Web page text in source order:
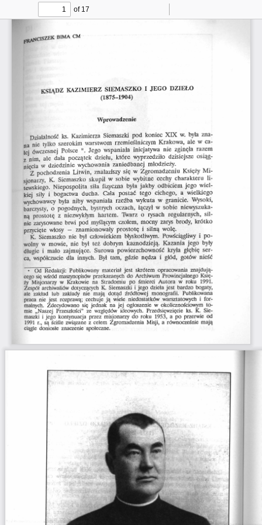
Find
of 17
Zoom
^ C I S Z E K   BIMA  CM
KSIĄDZ  KAZIMIERZ  SIEMASZKO  I  JEGO  DZIEŁO
(1875-1904)
Wprowadzenie
Działalność ks.  Kazimierza  Siemaszki  pod  koniec  XIX  w.  była  zna­
na  nie tylko szerokim  warstwom  rzemieślniczym  Krakowa,  ale w ca­
łej  ówczesnej  Polsce  *.  Jego  wspaniała  inicjatywa  nie  zginęła  razem
z  nim,  ale  dala  początek  dziełu,  które  wyprzedziło  dzisiejsze  osiąg­
nięcia  w  dziedzinie  wychowania  zaniedbanej  młodzieży.
Z pochodzenia  Litwin,  znalazłszy się  w  Zgromadzeniu  Księży  Mi­
sjonarzy,  K.  Siemaszko  skupił  w  sobie  wybitne  cechy  charakteru  li­
tewskiego.  Niepospolita  siła  fizyczna  była  jakby  odbiciem  jego  wiel­
kiej  siły  i  bogactwa  ducha.  Cała  postać  tego  cichego,  a  wielkiego
wychowawcy  była  niby  wspaniała  rzeźba  wykuta  w  granicie.  Wysoki,
barczysty,  o  pogodnych,  bystrych  oczach,  łączył  w  sobie  niewyszuka­
ną  prostotę  z  niezwykłym  hartem.  Twarz  o  rysach  regularnych,  sil­
nie zarysowane brwi  pod  myślącym  czołem,  mocny  zarys  brody,  krótko
przycięte  włosy  -   znamionowały  prostotę  i  silną  wolę.
K.  Siemaszko  nie  był  człowiekiem  błyskotliwym.  Powściągliwy  i  po­
wolny w  mowie,  nie  był  też  dobrym  kaznodzieją.  Kazania  jego  były
długie  i  mało  zajmujące.  Surowa  powierzchowność  kryła  głębię  ser­
ca,  współczucie  dla  innych.  Był  tam,  gdzie  nędza  i  głód,  gotów  nieść
~
  Od  Redakcji:  Publikowany  materiał  jest  skrótem  opracowania  znajdują­
cego się wśród maszynopisów przekazanych  do Archiwum  Prowincjalnego Księ­
ży  Misjonarzy  w  Krakowie  na  Stradomiu  po  śmierci  Autora  w  roku  1991.
Zespól archiwaliów dotyczących  K.  Siemaszki  i jego dzieła jest  bardzo  bogaty,
ale  zakład  lub  zakłady  nie  mają  dotąd  źródłowej  monografii.  Publikowana
praca  nie  jest  rozprawą;  cechuje  ją  wiele  niedostatków  warsztatowych  i  for­
malnych.  Zdecydowano  się  jednak  na  jej  ogłoszenie  w  okolicznościowym  to­
mie  „Naszej  Przeszłości”  ze  względów  ideowych.  Przedsięwzięcie  ks.  K.  Sie­
maszki  i jego  kontynuacja  przez  misjonarzy  do  roku  1953,  a  po  przerwie  od
1991  r., są ściśle związane z celem  Zgromadzenia  Misji, a  równocześnie  mają
ciągle  doniosłe  znaczenie  społeczne.